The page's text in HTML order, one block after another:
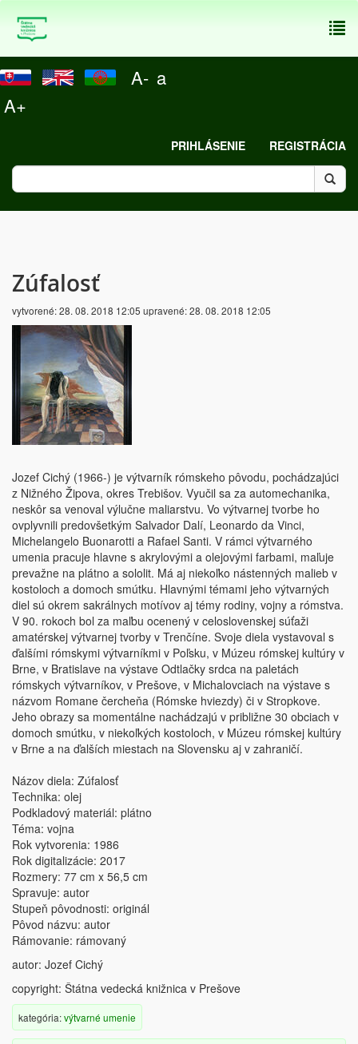
A- a
A+
PRIHLÁSENIE REGISTRÁCIA
Zúfalosť
vytvorené:28. 08. 2018 12:05 upravené:28. 08. 2018 12:05
Jozef Cichý (1966-) je výtvarník rómskeho pôvodu, pochádzajúci
z Nižného Žipova, okres Trebišov. Vyučil sa za automechanika,
neskôr sa venoval výlučne maliarstvu. Vo výtvarnej tvorbe ho
ovplyvnili predovšetkým Salvador Dalí, Leonardo da Vinci,
Michelangelo Buonarotti a Rafael Santi. V rámci výtvarného
umenia pracuje hlavne s akrylovými a olejovými farbami, maľuje
prevažne na plátno a sololit. Má aj niekoľko nástenných malieb v
kostoloch a domoch smútku. Hlavnými témami jeho výtvarných
diel sú okrem sakrálnych motívov aj témy rodiny, vojny a rómstva.
V 90. rokoch bol za maľbu ocenený v celoslovenskej súťaži
amatérskej výtvarnej tvorby v Trenčíne. Svoje diela vystavoval s
ďalšími rómskymi výtvarníkmi v Poľsku, v Múzeu rómskej kultúry v
Brne, v Bratislave na výstave Odtlačky srdca na paletách
rómskych výtvarníkov, v Prešove, v Michalovciach na výstave s
názvom Romane čercheňa (Rómske hviezdy) či v Stropkove.
Jeho obrazy sa momentálne nachádzajú v približne 30 obciach v
domoch smútku, v niekoľkých kostoloch, v Múzeu rómskej kultúry
v Brne a na ďalších miestach na Slovensku aj v zahraničí.
Názov diela: Zúfalosť
Technika: olej
Podkladový materiál: plátno
Téma: vojna
Rok vytvorenia: 1986
Rok digitalizácie: 2017
Rozmery: 77 cm x 56,5 cm
Spravuje: autor
Stupeň pôvodnosti: originál
Pôvod názvu: autor
Rámovanie: rámovaný
autor: Jozef Cichý
copyright: Štátna vedecká knižnica v Prešove
kategória:výtvarné umenie